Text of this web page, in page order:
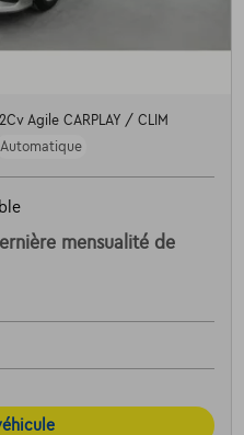
Agile CARPLAY / CLIM
Automatique
mensualité de